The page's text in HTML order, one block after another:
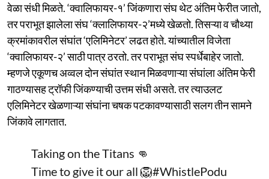
वेळा संधी मिळते. ‘क्वालिफायर-१’ जिंकणारा संघ थेट अंतिम फेरीत जातो,
तर पराभूत झालेला संघ ‘क्लालिफायर-२’मध्ये खेळतो. तिसऱ्या व चौथ्या
क्रमांकावरील संघांत ‘एलिमिनेटर’ लढत होते. यांच्यातील विजेता
‘क्वालिफायर-२’ साठी पात्र ठरतो. तर पराभूत संघ स्पर्धेबाहेर जातो.
म्हणजे एकूणच अव्वल दोन संघांत स्थान मिळवणाऱ्या संघांला अंतिम फेरी
गाठण्यासह ट्रॉफी जिंकण्याची उत्तम संधी असते. तर त्याउलट
एलिमिनेटर खेळणाऱ्या संघांना चषक पटकावण्यासाठी सलग तीन सामने
जिंकावे लागतात.
Taking on the Titans 👊
Time to give it our all 🦁#WhistlePodu